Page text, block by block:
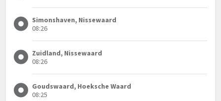
Simonshaven, Nissewaard
08:26
Zuidland, Nissewaard
08:26
Goudswaard, Hoeksche Waard
08:25